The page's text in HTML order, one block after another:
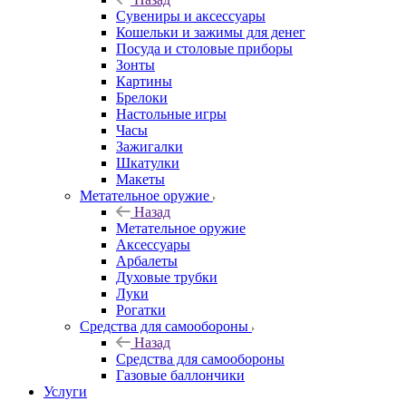
Сувениры и аксессуары
Кошельки и зажимы для денег
Посуда и столовые приборы
Зонты
Картины
Брелоки
Настольные игры
Часы
Зажигалки
Шкатулки
Макеты
Метательное оружие
Назад
Метательное оружие
Аксессуары
Арбалеты
Духовые трубки
Луки
Рогатки
Средства для самообороны
Назад
Средства для самообороны
Газовые баллончики
Услуги